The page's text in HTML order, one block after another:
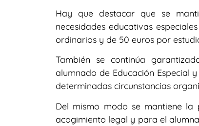
Hay que destacar que se
necesidades educativas
ordinarios y de 50 euros por
También se continúa
alumnado de Educación Especial
determinadas circunstancias
Del mismo modo se mantiene la
acogimiento legal y para el